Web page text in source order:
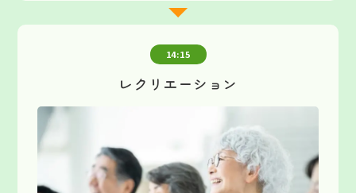
14:15
レクリエーション